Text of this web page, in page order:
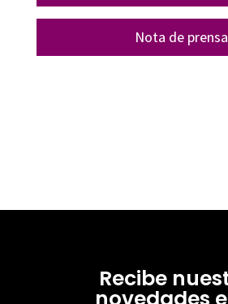
Nota de prensa
Recibe